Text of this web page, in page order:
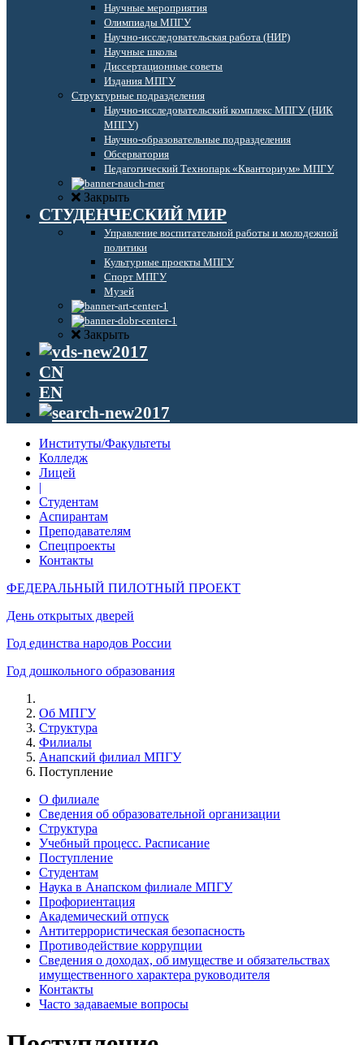
Научные мероприятия
Олимпиады МПГУ
Научно-исследовательская работа (НИР)
Научные школы
Диссертационные советы
Издания МПГУ
Структурные подразделения
Научно-исследовательский комплекс МПГУ (НИК
МПГУ)
Научно-образовательные подразделения
Обсерватория
Педагогический Технопарк «Кванториум» МПГУ
Закрыть
СТУДЕНЧЕСКИЙ МИР
Управление воспитательной работы и молодежной
политики
Культурные проекты МПГУ
Спорт МПГУ
Музей
Закрыть
CN
EN
Институты/Факультеты
Колледж
Лицей
|
Студентам
Аспирантам
Преподавателям
Спецпроекты
Контакты
ФЕДЕРАЛЬНЫЙ ПИЛОТНЫЙ ПРОЕКТ
День открытых дверей
Год единства народов России
Год дошкольного образования
Об МПГУ
Структура
Филиалы
Анапский филиал МПГУ
Поступление
О филиале
Сведения об образовательной организации
Структура
Учебный процесс. Расписание
Поступление
Студентам
Наука в Анапском филиале МПГУ
Профориентация
Академический отпуск
Антитеррористическая безопасность
Противодействие коррупции
Сведения о доходах, об имуществе и обязательствах
имущественного характера руководителя
Контакты
Часто задаваемые вопросы